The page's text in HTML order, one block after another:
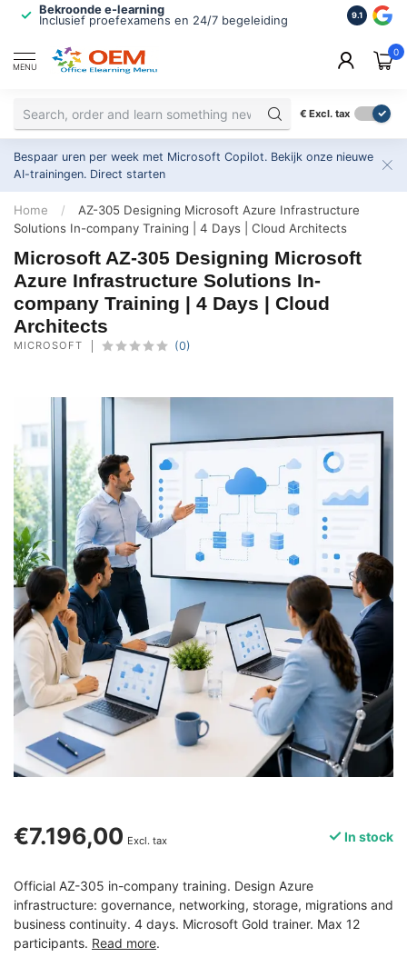
Bekroonde e-learning
Inclusief proefexamens en 24/7 begeleiding
ISO
2.500+
9.1
MENU
0
€ Excl. tax
Bespaar uren per week met Microsoft Copilot. Bekijk onze nieuwe
AI-trainingen. Direct starten
Home /
AZ-305 Designing Microsoft Azure Infrastructure
Solutions In-company Training | 4 Days | Cloud Architects
Microsoft AZ-305 Designing Microsoft
Azure Infrastructure Solutions In-
company Training | 4 Days | Cloud
Architects
MICROSOFT (0)
€7.196,00 Excl. tax In stock
Official AZ-305 in-company training. Design Azure
infrastructure: governance, networking, storage, migrations and
business continuity. 4 days. Microsoft Gold trainer. Max 12
participants. Read more.